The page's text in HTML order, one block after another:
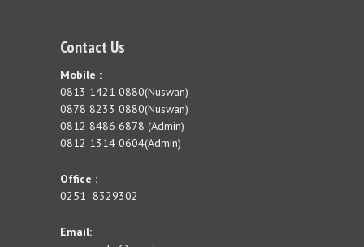
Contact Us
Mobile :
0813 1421 0880(Nuswan)
0878 8233 0880(Nuswan)
0812 8486 6878 (Admin)
0812 1314 0604(Admin)
Office :
0251- 8329302
Email: